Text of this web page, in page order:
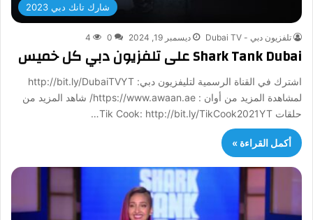
شارك تانك دبي 2023
تلفزيون دبي - Dubai TV ديسمبر 19, 2024 0
4
Shark Tank Dubai على تلفزيون دبي كل خميس
اشترك في القناة الرسمية لتليفزيون دبي: http://bit.ly/DubaiTVYT
لمشاهدة المزيد من أوان : https://www.awaan.ae/ شاهد المزيد من
حلقات Tik Cook: http://bit.ly/TikCook2021YT…
أكمل القراءة »